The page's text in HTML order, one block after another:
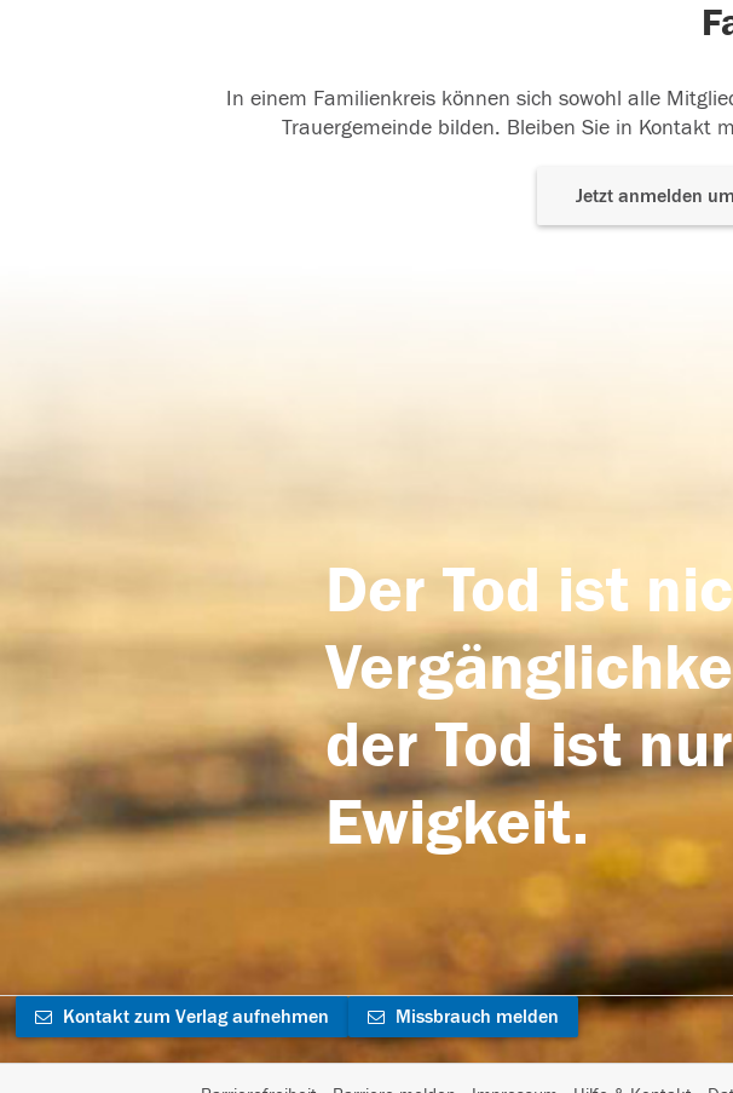
In einem Familienkreis können sich sowohl alle
Trauergemeinde bilden. Bleiben Sie in Kontakt
Jetzt anmelden
Der Tod ist
der Tod ist
Ewigkeit.
Kontakt zum Verlag aufnehmen Missbrauch melden